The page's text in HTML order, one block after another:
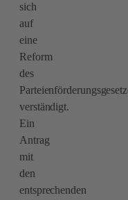
sich
auf
eine
Reform
des
verständigt.
Ein
Antrag
mit
den
entsprechenden